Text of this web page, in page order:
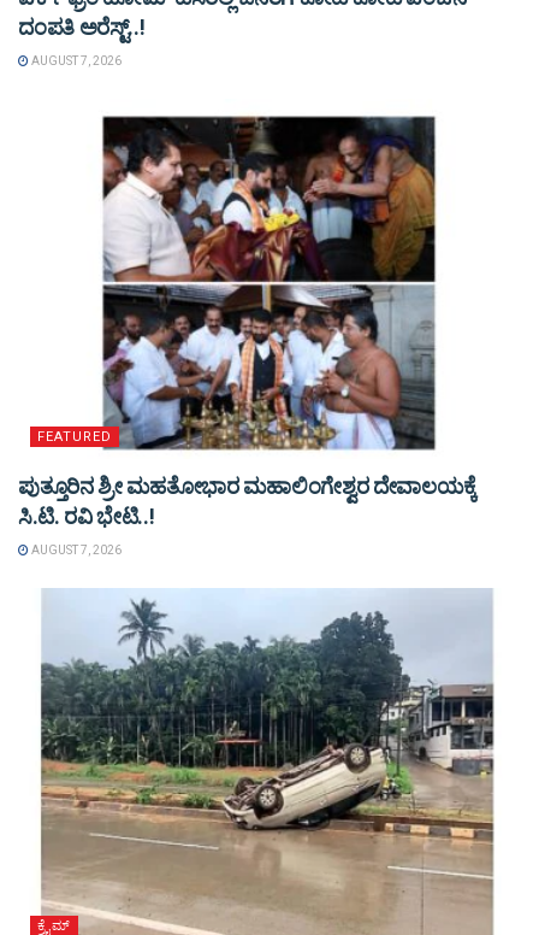
ದಂಪತಿ ಅರೆಸ್ಟ್..!
AUGUST 7, 2026
FEATURED
ಪುತ್ತೂರಿನ ಶ್ರೀ ಮಹತೋಭಾರ ಮಹಾಲಿಂಗೇಶ್ವರ ದೇವಾಲಯಕ್ಕೆ
ಸಿ.ಟಿ. ರವಿ ಭೇಟಿ..!
AUGUST 7, 2026
ಕ್ರೈಮ್